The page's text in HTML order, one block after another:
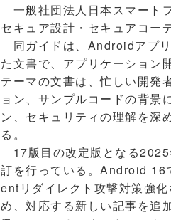
一般社団法人日本スマート
セキュア設計・セキュアコー
同ガイドは、Androidアプ
た文書で、アプリケーション
テーマの文書は、忙しい開発
ョン、サンプルコードの背景
ン、セキュリティの理解を深
る。
17版目の改定版となる
訂を行っている。Android
entリダイレクト攻撃対策強
め、対応する新しい記事を追